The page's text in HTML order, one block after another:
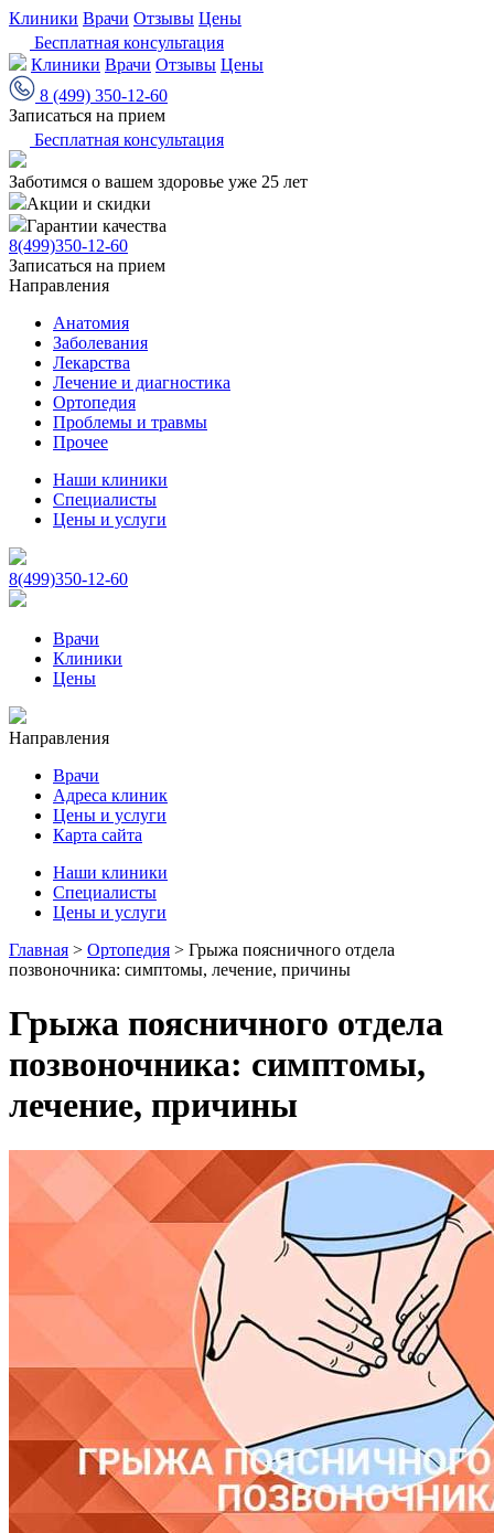
Клиники Врачи Отзывы Цены
Бесплатная консультация
Клиники Врачи Отзывы Цены
8 (499) 350-12-60
Записаться на прием
Бесплатная консультация
Заботимся о вашем здоровье уже 25 лет
Акции и скидки
Гарантии качества
8(499)350-12-60
Записаться на прием
Направления
Анатомия
Заболевания
Лекарства
Лечение и диагностика
Ортопедия
Проблемы и травмы
Прочее
Наши клиники
Специалисты
Цены и услуги
8(499)350-12-60
Врачи
Клиники
Цены
Направления
Врачи
Адреса клиник
Цены и услуги
Карта сайта
Наши клиники
Специалисты
Цены и услуги
Главная > Ортопедия > Грыжа поясничного отдела
позвоночника: симптомы, лечение, причины
Грыжа поясничного отдела
позвоночника: симптомы,
лечение, причины